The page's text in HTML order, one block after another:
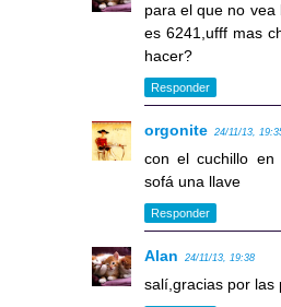
para el que no vea
es 6241,ufff mas
hacer?
Responder
orgonite 24/11/13,
con el cuchillo en
sofá una llave
Responder
Alan 24/11/13, 19:38
salí,gracias por las